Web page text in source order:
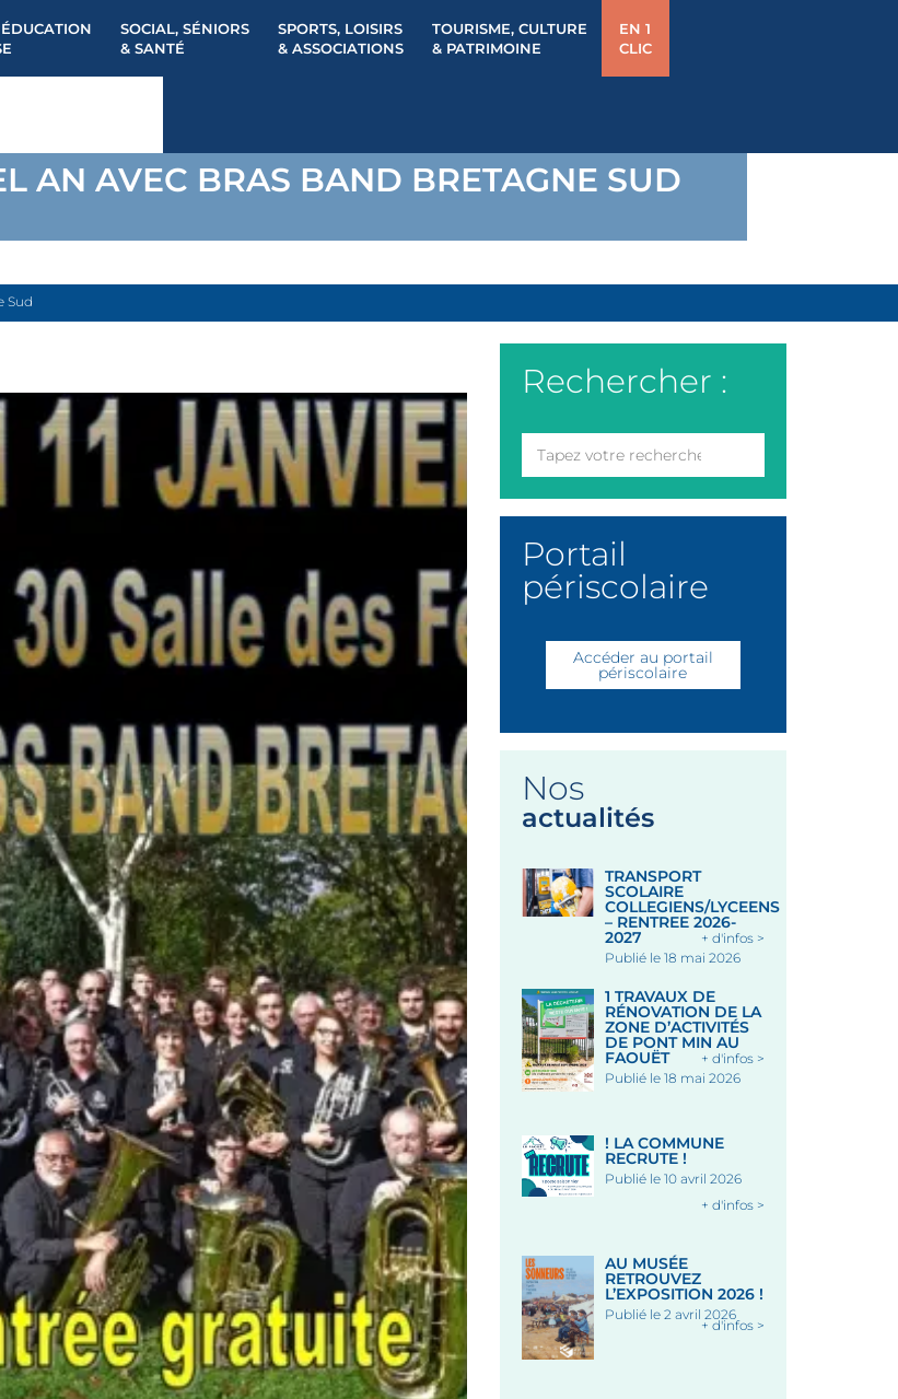
SOCIAL, SÉNIORS
& SANTÉ
SPORTS, LOISIRS
& ASSOCIATIONS
TOURISME, CULTURE
& PATRIMOINE
EN 1
CLIC
AN AVEC BRAS BAND BRETAGNE SUD
Sud
Rechercher :
Portail
périscolaire
Accéder au portail
périscolaire
Nos
actualités
TRANSPORT
SCOLAIRE
COLLEGIENS/LYCEENS
– RENTREE 2026-
2027
Publié le 18 mai 2026
+ d'infos >
1 TRAVAUX DE
RÉNOVATION DE LA
ZONE D’ACTIVITÉS
DE PONT MIN AU
FAOUËT
Publié le 18 mai 2026
+ d'infos >
! LA COMMUNE
RECRUTE !
Publié le 10 avril 2026
+ d'infos >
AU MUSÉE
RETROUVEZ
L’EXPOSITION 2026 !
Publié le 2 avril 2026
+ d'infos >